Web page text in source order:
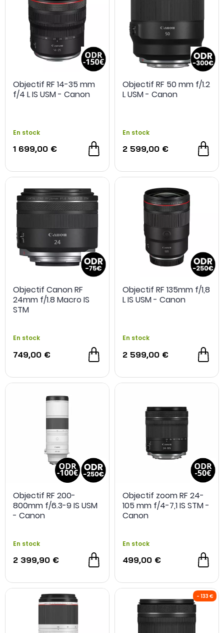
Objectif RF 14-35 mm
f/4 L IS USM - Canon
En stock
1 699,00 €
Objectif RF 50 mm f/1.2
L USM - Canon
En stock
2 599,00 €
Objectif Canon RF
24mm f/1.8 Macro IS
STM
En stock
749,00 €
Objectif RF 135mm f/1,8
L IS USM - Canon
En stock
2 599,00 €
Objectif RF 200-
800mm f/6.3-9 IS USM
- Canon
En stock
2 399,90 €
Objectif zoom RF 24-
105 mm f/4-7,1 IS STM -
Canon
En stock
499,00 €